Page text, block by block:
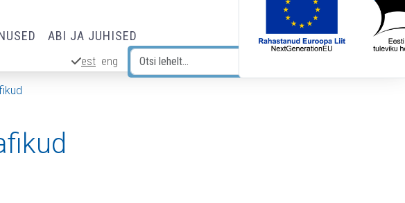
ABI JA JUHISED
est eng